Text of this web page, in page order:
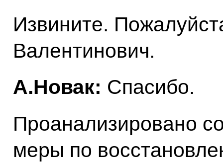
Извините.
Валентинович.
А.Новак: Спасибо.
Проанализировано
меры по